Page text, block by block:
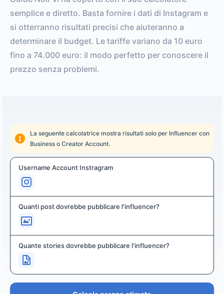
semplice e diretto. Basta fornire i dati di Instagram e
si otterranno risultati precisi che aiuteranno a
determinare il budget. Le tariffe variano da 10 euro
fino a 74.000 euro: il modo perfetto per conoscere il
prezzo senza problemi.
La seguente calcolatrice mostra risultati solo per Influencer con
Business o Creator Account.
Username Account Instragram
Quanti post dovrebbe pubblicare l'influencer?
Quante stories dovrebbe pubblicare l'influencer?